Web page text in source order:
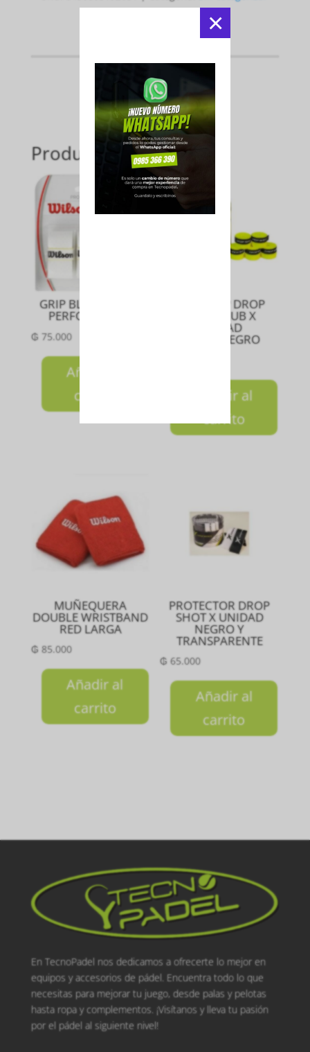
×
Productos relacionados
GRIP BLANCO PRO
PERFORADO x3
₲75.000
Añadir al
carrito
OVERGRIP DROP
SHOT CLUB X
UNIDAD
FLUOR/NEGRO
Añadir al
carrito
MUÑEQUERA
DOUBLE WRISTBAND
RED LARGA
₲85.000
Añadir al
carrito
PROTECTOR DROP
SHOT X UNIDAD
NEGRO Y
TRANSPARENTE
₲ 65.000
Añadir al
carrito
En TecnoPadel nos dedicamos a ofrecerte lo mejor en
equipos y accesorios de pádel. Encuentra todo lo que
necesitas para mejorar tu juego, desde palas y pelotas
hasta ropa y complementos. ¡Visítanos y lleva tu pasión
por el pádel al siguiente nivel!